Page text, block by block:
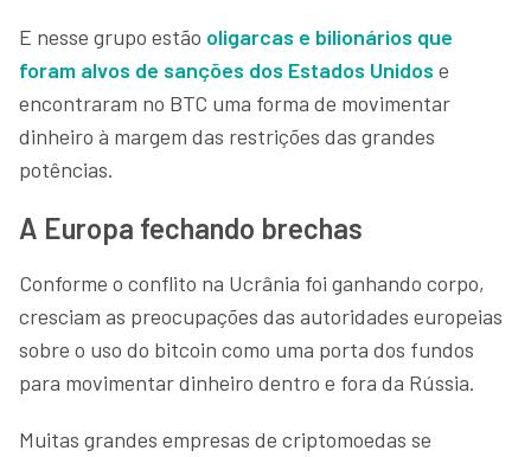
E nesse grupo estão oligarcas e bilionários que
foram alvos de sanções dos Estados Unidos e
encontraram no BTC uma forma de movimentar
dinheiro à margem das restrições das grandes
potências.
A Europa fechando brechas
Conforme o conflito na Ucrânia foi ganhando corpo,
cresciam as preocupações das autoridades europeias
sobre o uso do bitcoin como uma porta dos fundos
para movimentar dinheiro dentro e fora da Rússia.
Muitas grandes empresas de criptomoedas se